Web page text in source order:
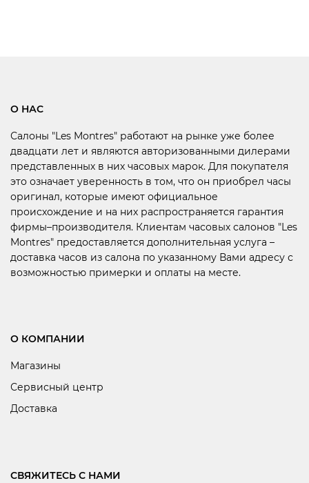
О НАС
Салоны "Les Montres" работают на рынке уже более
двадцати лет и являются авторизованными дилерами
представленных в них часовых марок. Для покупателя
это означает уверенность в том, что он приобрел часы
оригинал, которые имеют официальное
происхождение и на них распространяется гарантия
фирмы–производителя. Клиентам часовых салонов "Les
Montres" предоставляется дополнительная услуга –
доставка часов из салона по указанному Вами адресу с
возможностью примерки и оплаты на месте.
О КОМПАНИИ
Магазины
Сервисный центр
Доставка
СВЯЖИТЕСЬ С НАМИ